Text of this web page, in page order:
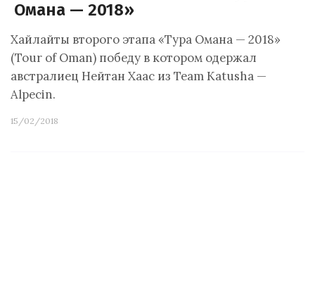
Омана — 2018»
Хайлайты второго этапа «Тура Омана — 2018»
(Tour of Oman) победу в котором одержал
австралиец Нейтан Хаас из Team Katusha —
Alpecin.
15/02/2018